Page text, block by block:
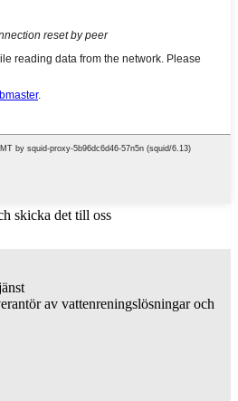
skicka det till oss
av vattenreningslösningar och